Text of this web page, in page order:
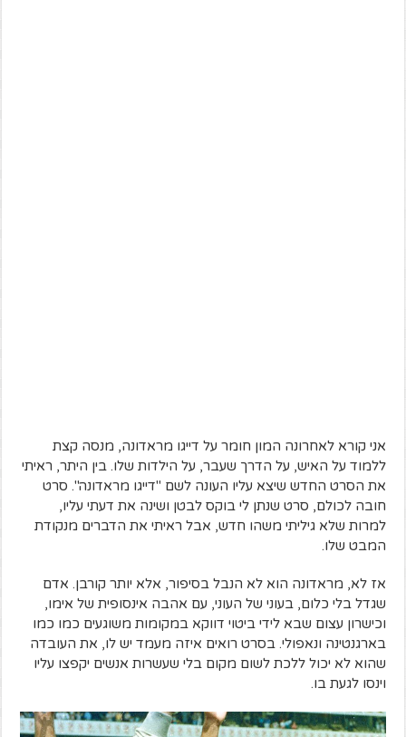
אני קורא לאחרונה המון חומר על דייגו מראדונה, מנסה קצת
ללמוד על האיש, על הדרך שעבר, על הילדות שלו. בין היתר, ראיתי
את הסרט החדש שיצא עליו העונה לשם "דייגו מראדונה". סרט
חובה לכולם, סרט שנתן לי בוקס לבטן ושינה את דעתי עליו,
למרות שלא גיליתי משהו חדש, אבל ראיתי את הדברים מנקודת
המבט שלו.
אז לא, מראדונה הוא לא הנבל בסיפור, אלא יותר קורבן. אדם
שגדל בלי כלום, בעוני של העוני, עם אהבה אינסופית של אימו,
וכישרון עצום שבא לידי ביטוי דווקא במקומות משוגעים כמו כמו
בארגנטינה ונאפולי. בסרט רואים איזה מעמד יש לו, את העובדה
שהוא לא יכול ללכת לשום מקום בלי שעשרות אנשים יקפצו עליו
וינסו לגעת בו.